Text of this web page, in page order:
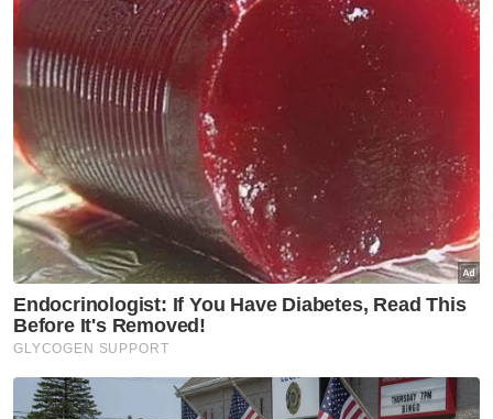
hari!
Abdul Rozak berkata, suspek ditahan reman
selama dua hari bermula Rabu bagi
membolehkan siasatan berhubung kes
tersebut dijalankan di bawah Seksyen 420
Kanun Keseksaan kerana menipu.
"Pihak polis masih mengumpul bukti-bukti
keterangan bagi tujuan pendakwaan